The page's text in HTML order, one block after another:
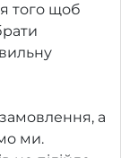
того щоб
а
ми.